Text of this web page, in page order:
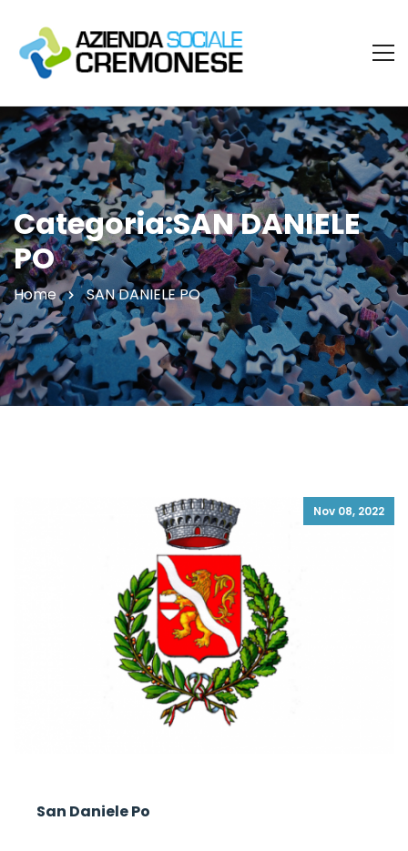
Categoria:SAN DANIELE
PO
Home SAN DANIELE PO
Nov 08, 2022
San Daniele Po